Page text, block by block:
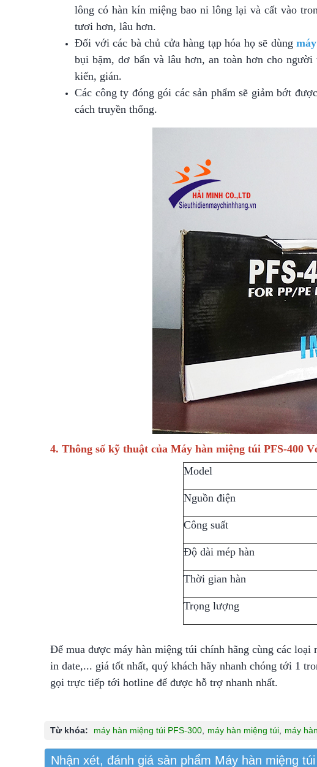
lông có hàn kín miệng bao ni lông lại và cất vào
tươi hơn, lâu hơn.
Đối với các bà chủ cửa hàng tạp hóa họ sẽ dùng
bụi bặm, dơ bẩn và lâu hơn, an toàn hơn cho
kiến, gián.
Các công ty đóng gói các sản phẩm sẽ giảm bớt
cách truyền thống.
4. Thông số kỹ thuật của Máy hàn miệng túi PFS-400
Model
Nguồn điện
Công suất
Độ dài mép hàn
Thời gian hàn
Trọng lượng
Để mua được máy hàn miệng túi chính hãng cùng các
in date,... giá tốt nhất, quý khách hãy nhanh chóng tới 1
gọi trực tiếp tới hotline để được hỗ trợ nhanh nhất.
Từ khóa: máy hàn miệng túi PFS-300 máy hàn miệng túi máy
Nhận xét, đánh giá sản phẩm Máy hàn miệng